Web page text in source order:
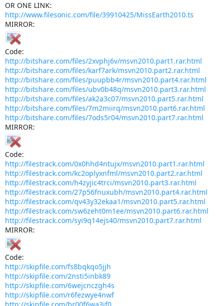
OR ONE LINK:
http://www.filesonic.com/file/39910425/MissEarth2010.ts
MIRROR:
Code:
http://bitshare.com/files/2xvphj6v/msvn2010.part1.rar.html
http://bitshare.com/files/karf7ark/msvn2010.part2.rar.html
http://bitshare.com/files/puupbb4r/msvn2010.part4.rar.html
http://bitshare.com/files/ubv0b48q/msvn2010.part3.rar.html
http://bitshare.com/files/ak2a3c07/msvn2010.part5.rar.html
http://bitshare.com/files/7m2miirq/msvn2010.part6.rar.html
http://bitshare.com/files/7ods5r04/msvn2010.part7.rar.html
MIRROR:
Code:
http://filestrack.com/0x0hhd4ntujx/msvn2010.part1.rar.html
http://filestrack.com/kc2oplyxnfml/msvn2010.part2.rar.html
http://filestrack.com/h4zyjic4trci/msvn2010.part3.rar.html
http://filestrack.com/27p56fnuxubh/msvn2010.part4.rar.html
http://filestrack.com/qv43y32ekaa1/msvn2010.part5.rar.html
http://filestrack.com/sw6zeht0m1ee/msvn2010.part6.rar.html
http://filestrack.com/syi9q14ejs40/msvn2010.part7.rar.html
MIRROR:
Code:
http://skipfile.com/fs8bqkqo5jjh
http://skipfile.com/2nsti5inbk89
http://skipfile.com/6wejcnczgh4s
http://skipfile.com/r6fezwye4nwf